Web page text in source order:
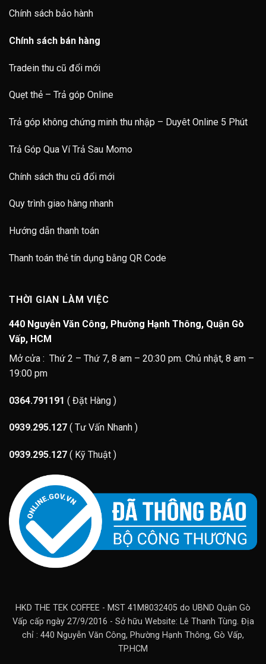
Chính sách bảo hành
Chính sách bán hàng
Tradein thu cũ đổi mới
Quẹt thẻ – Trả góp Online
Trả góp không chứng minh thu nhập – Duyêt Online 5 Phút
Trả Góp Qua Ví Trả Sau Momo
Chính sách thu cũ đổi mới
Quy trình giao hàng nhanh
Hướng dẫn thanh toán
Thanh toán thẻ tín dụng bằng QR Code
THỜI GIAN LÀM VIỆC
440 Nguyễn Văn Công, Phường Hạnh Thông, Quận Gò
Vấp, HCM
Mở cửa : Thứ 2 – Thứ 7, 8 am – 20:30 pm. Chủ nhật, 8 am –
19:00 pm
0364.791191 ( Đặt Hàng )
0939.295.127 ( Tư Vấn Nhanh )
0939.295.127 ( Kỹ Thuật )
HKD THE TEK COFFEE - MST 41M8032405 do UBND Quận Gò
Vấp cấp ngày 27/9/2016 - Sở hữu Website: Lê Thanh Tùng. Địa
chỉ : 440 Nguyễn Văn Công, Phường Hạnh Thông, Gò Vấp,
TP.HCM